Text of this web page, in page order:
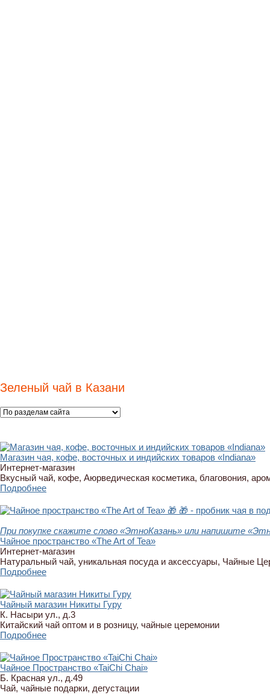
Зеленый чай в Казани
Магазин чая, кофе, восточных и индийских товаров «Indiana»
Интернет-магазин
Вкусный чай, кофе, Аюрведическая косметика, благовония,
Подробнее
🎁 🎁 - пробник чая в
При покупке скажите слово «ЭтноКазань» или напишите
Чайное пространство «The Art of Tea»
Интернет-магазин
Натуральный чай, уникальная посуда и аксессуары, Чайные
Подробнее
Чайный магазин Никиты Гуру
К. Насыри ул., д.3
Китайский чай оптом и в розницу, чайные церемонии
Подробнее
Чайное Пространство «TaiChi Chai»
Б. Красная ул., д.49
Чай, чайные подарки, дегустации